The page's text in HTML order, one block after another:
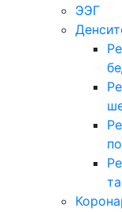
ЭЭГ